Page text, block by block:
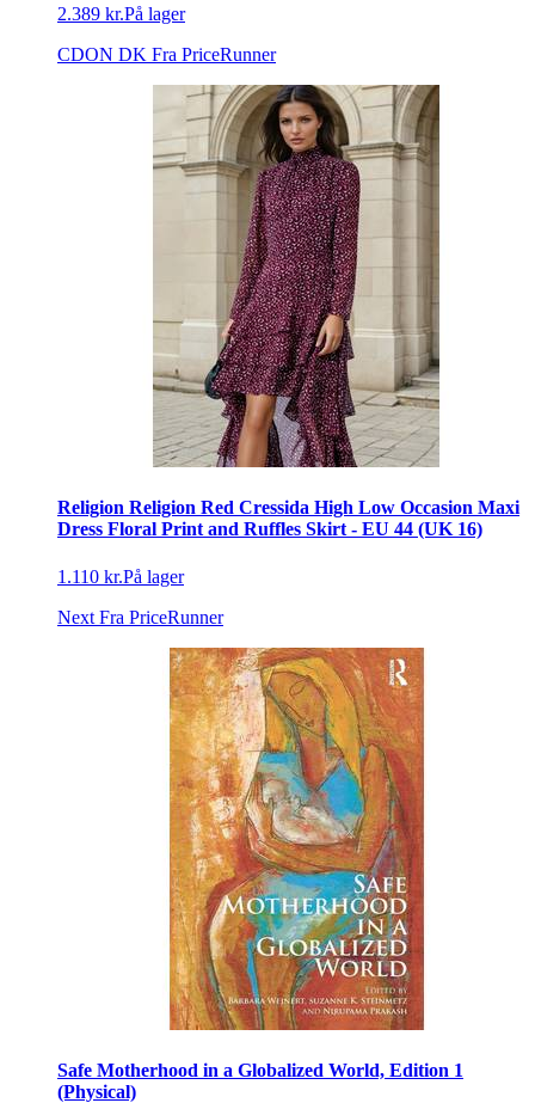
2.389 kr.På lager
CDON DK Fra PriceRunner
Religion Religion Red Cressida High Low Occasion Maxi
Dress Floral Print and Ruffles Skirt - EU 44 (UK 16)
1.110 kr.På lager
Next Fra PriceRunner
Safe Motherhood in a Globalized World, Edition 1
(Physical)